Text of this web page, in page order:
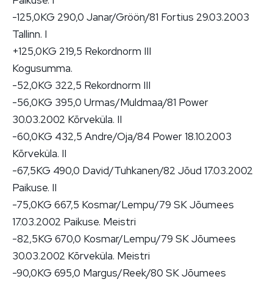
-125,0KG 290,0 Janar/Gröön/81 Fortius 29.03.2003
Tallinn. I
+125,0KG 219,5 Rekordnorm III
Kogusumma.
-52,0KG 322,5 Rekordnorm III
-56,0KG 395,0 Urmas/Muldmaa/81 Power
30.03.2002 Kõrveküla. II
-60,0KG 432,5 Andre/Oja/84 Power 18.10.2003
Kõrveküla. II
-67,5KG 490,0 David/Tuhkanen/82 Jõud 17.03.2002
Paikuse. II
-75,0KG 667,5 Kosmar/Lempu/79 SK Jõumees
17.03.2002 Paikuse. Meistri
-82,5KG 670,0 Kosmar/Lempu/79 SK Jõumees
30.03.2002 Kõrveküla. Meistri
-90,0KG 695,0 Margus/Reek/80 SK Jõumees